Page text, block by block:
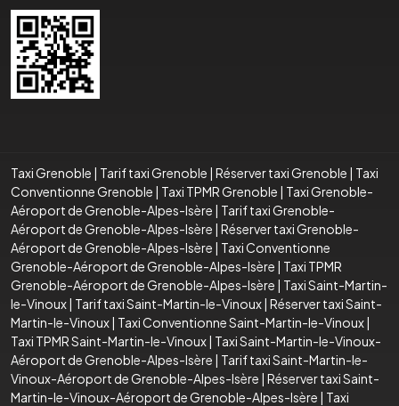
Taxi Grenoble | Tarif taxi Grenoble | Réserver taxi Grenoble | Taxi
Conventionne Grenoble | Taxi TPMR Grenoble | Taxi Grenoble-
Aéroport de Grenoble-Alpes-Isère | Tarif taxi Grenoble-
Aéroport de Grenoble-Alpes-Isère | Réserver taxi Grenoble-
Aéroport de Grenoble-Alpes-Isère | Taxi Conventionne
Grenoble-Aéroport de Grenoble-Alpes-Isère | Taxi TPMR
Grenoble-Aéroport de Grenoble-Alpes-Isère | Taxi Saint-Martin-
le-Vinoux| Tarif taxi Saint-Martin-le-Vinoux| Réserver taxi Saint-
Martin-le-Vinoux| Taxi Conventionne Saint-Martin-le-Vinoux|
Taxi TPMR Saint-Martin-le-Vinoux| Taxi Saint-Martin-le-Vinoux-
Aéroport de Grenoble-Alpes-Isère | Tarif taxi Saint-Martin-le-
Vinoux-Aéroport de Grenoble-Alpes-Isère | Réserver taxi Saint-
Martin-le-Vinoux-Aéroport de Grenoble-Alpes-Isère | Taxi